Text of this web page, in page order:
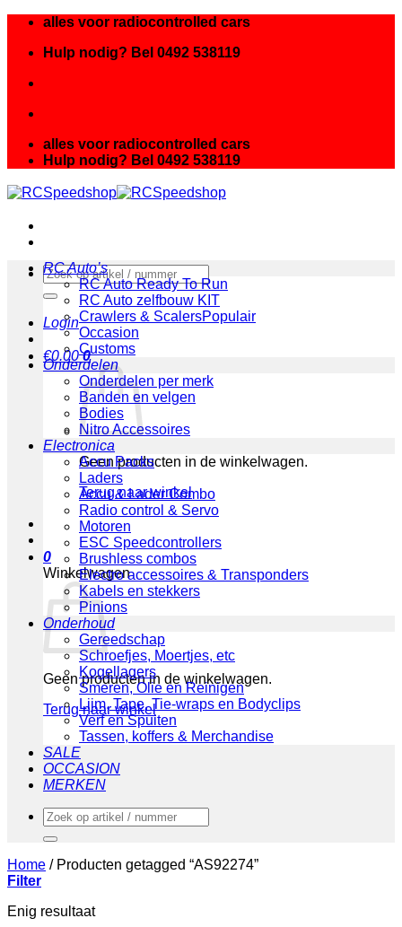
inhoud
alles voor radiocontrolled cars
Hulp nodig? Bel 0492 538119
alles voor radiocontrolled cars
Hulp nodig? Bel 0492 538119
Zoeken
naar:
Login
€0.00 0
Geen producten in de winkelwagen.
Terug naar winkel
0
Winkelwagen
Geen producten in de winkelwagen.
Terug naar winkel
RC Auto’s
RC Auto Ready To Run
RC Auto zelfbouw KIT
Crawlers & Scalers
Occasion
Customs
Onderdelen
Onderdelen per merk
Banden en velgen
Bodies
Nitro Accessoires
Electronica
Accu Packs
Laders
Accu & Lader Combo
Radio control & Servo
Motoren
ESC Speedcontrollers
Brushless combos
Electro accessoires & Transponders
Kabels en stekkers
Pinions
Onderhoud
Gereedschap
Schroefjes, Moertjes, etc
Kogellagers
Smeren, Olie en Reinigen
Lijm, Tape, Tie-wraps en Bodyclips
Verf en Spuiten
Tassen, koffers & Merchandise
SALE
OCCASION
MERKEN
Zoeken
naar:
Home /Producten getagged “AS92274”
Filter
Enig resultaat